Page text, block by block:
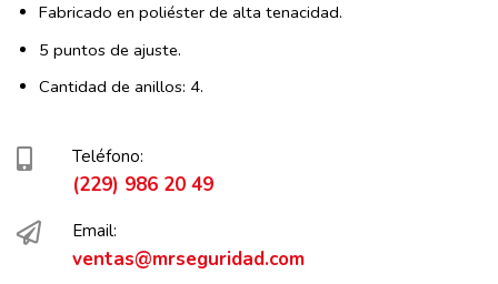
Fabricado en poliéster de alta tenacidad.
5 puntos de ajuste.
Cantidad de anillos: 4.
Teléfono:
(229) 986 20 49
Email:
ventas@mrseguridad.com